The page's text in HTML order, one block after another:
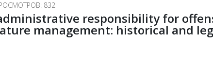
832
responsibility for
management: historical and